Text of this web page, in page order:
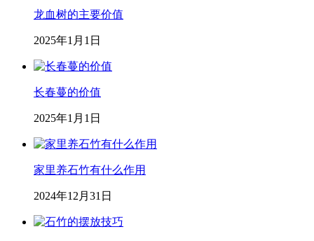
龙血树的主要价值
2025年1月1日
长春蔓的价值
2025年1月1日
家里养石竹有什么作用
2024年12月31日